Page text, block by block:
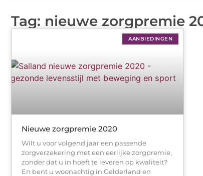
Tag: nieuwe zorgpremie
AANBIEDINGEN
Nieuwe zorgpremie 2020
Wilt u voor volgend jaar een passende
zorgverzekering met een eerlijke zorgpremie,
zonder dat u in hoeft te leveren op kwaliteit?
En bent u woonachtig in Gelderland en